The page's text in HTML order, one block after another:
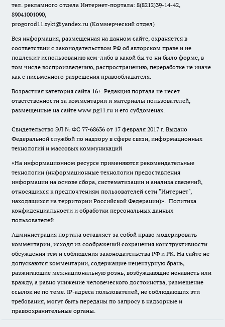
тел. рекламного отдела Интернет-портала: 8(8212)39-14-42,
89041001090,
progorod11.sykt@yandex.ru (Коммерческий отдел)
Вся информация, размещенная на данном сайте, охраняется в
соответствии с законодательством РФ об авторском праве и не
подлежит использованию кем-либо в какой бы то ни было форме, в
том числе воспроизведению, распространению, переработке не иначе
как с письменного разрешения правообладателя.
Возрастная категория сайта 16+. Редакция портала не несет
ответственности за комментарии и материалы пользователей,
размещенные на сайте www.pg11.ru и его субдоменах.
Свидетельство ЭЛ № ФС 77-68636 от 17 февраля 2017 г. Выдано
Федеральной службой по надзору в сфере связи, информационных
технологий и массовых коммуникаций
«На информационном ресурсе применяются рекомендательные
технологии (информационные технологии предоставления
информации на основе сбора, систематизации и анализа сведений,
относящихся к предпочтениям пользователей сети "Интернет",
находящихся на территории Российской Федерации)». Политика
конфиденциальности и обработки персональных данных
пользователей
Администрация портала оставляет за собой право модерировать
комментарии, исходя из соображений сохранения конструктивности
обсуждения тем и соблюдения законодательства РФ и РК. На сайте не
допускаются комментарии, содержащие нецензурную брань,
разжигающие межнациональную рознь, возбуждающие ненависть или
вражду, а равно унижение человеческого достоинства, размещение
ссылок не по теме. IP-адреса пользователей, не соблюдающих эти
требования, могут быть переданы по запросу в надзорные и
правоохранительные органы.